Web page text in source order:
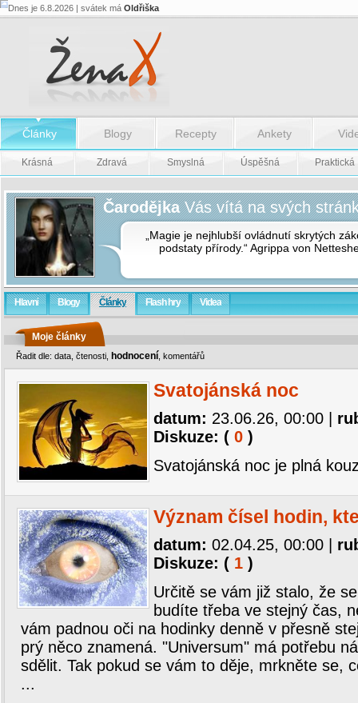
Dnes je 6.8.2026 | svátek má Oldřiška
Články Blogy Recepty Ankety
Krásná Zdravá Smyslná Úspěšná Praktická
Čarodějka Vás vítá na svých
„Magie je nejhlubší ovládnutí skrytých
podstaty přírody.“ Agrippa von
Hlavní Blogy Články Flash hry Videa
Moje články
Řadit dle: data čtenosti hodnocení komentářů
Svatojánská noc
datum: 23.06.26, 00:00
Diskuze: ( 0 )
Svatojánská noc je plná
Význam čísel hodin,
datum: 02.04.25, 00:00
Diskuze: ( 1 )
Určitě se vám již stalo, že
budíte třeba ve stejný čas,
vám padnou oči na hodinky denně v přesně
prý něco znamená. "Universum" má potřebu
sdělit. Tak pokud se vám to děje, mrkněte se,
...